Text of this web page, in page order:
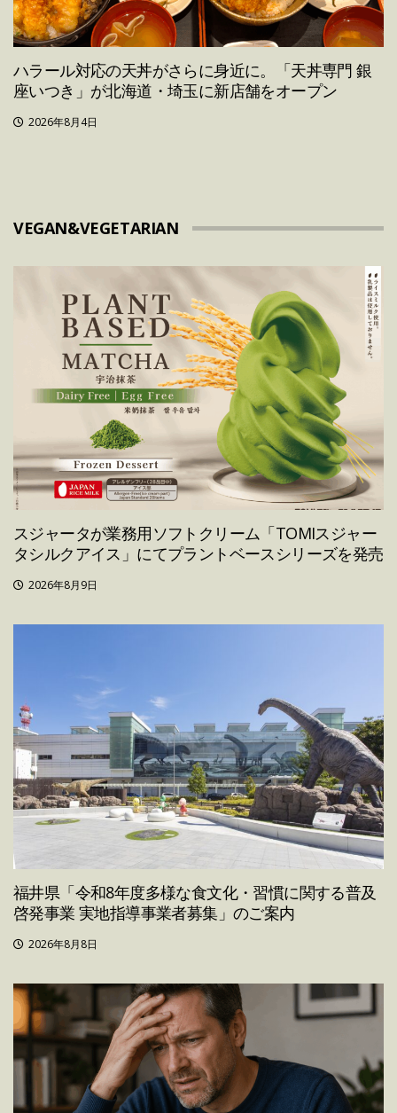
ハラール対応の天丼がさらに身近に。「天丼専門 銀
座いつき」が北海道・埼玉に新店舗をオープン
2026年8月4日
VEGAN&VEGETARIAN
スジャータが業務用ソフトクリーム「TOMIスジャー
タシルクアイス」にてプラントベースシリーズを発売
2026年8月9日
福井県「令和8年度多様な食文化・習慣に関する普及
啓発事業 実地指導事業者募集」のご案内
2026年8月8日